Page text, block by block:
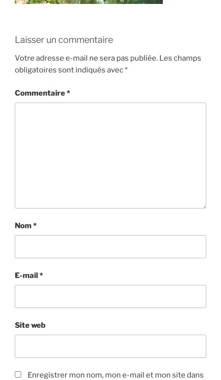
Laisser un commentaire
Votre adresse e-mail ne sera pas publiée. Les champs
obligatoires sont indiqués avec*
Commentaire*
Nom*
E-mail*
Site web
Enregistrer mon nom, mon e-mail et mon site dans